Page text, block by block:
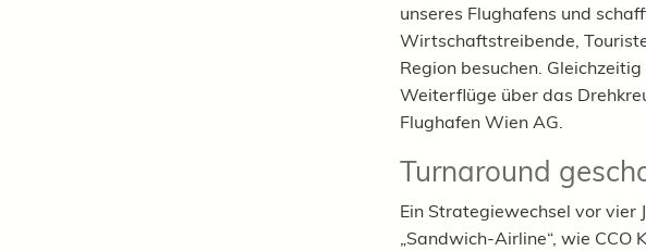
unseres Flughafens und
Wirtschaftstreibende,
Region besuchen.
Weiterflüge über das
Flughafen Wien AG.
Turnaround
Ein Strategiewechsel vor vier
„Sandwich-Airline“, wie CCO